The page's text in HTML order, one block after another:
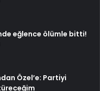
eğlence ölümle bitti!
Özel’e: Partiyi